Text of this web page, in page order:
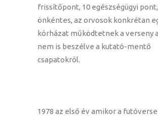
frissítőpont, 10 egészségügyi pont,
önkéntes, az orvosok konkrétan
kórházat működtetnek a verseny
nem is beszélve a kutató-mentő
csapatokról.
1978 az első év amikor a